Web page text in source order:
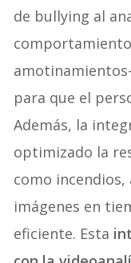
de bullying al
para que el
Además, la
optimizado la
como
imágenes en
eficiente. Esta